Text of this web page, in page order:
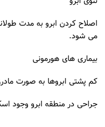
اصلاح کردن ابرو به مدت
می شود.
بیماری های هورمونی
کم پشتی ابروها به صورت
جراحی در منطقه ابرو وجود